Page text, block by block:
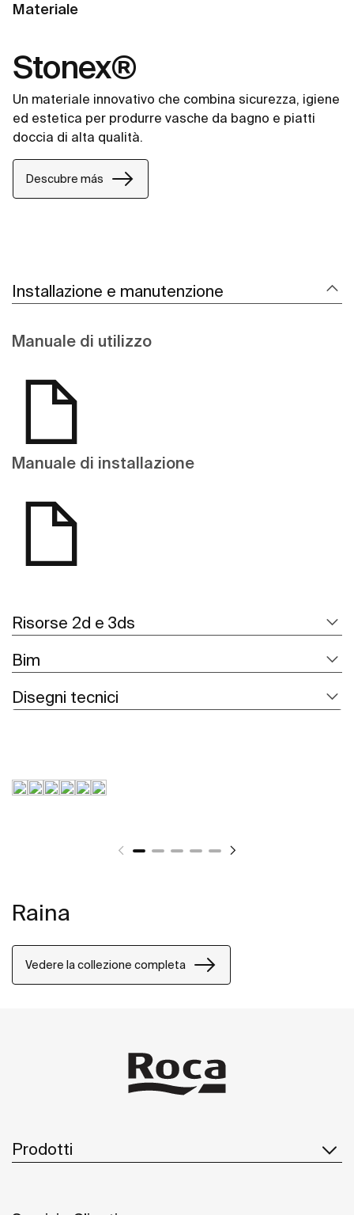
Materiale
Stonex®
Un materiale innovativo che combina sicurezza, igiene
ed estetica per produrre vasche da bagno e piatti
doccia di alta qualità.
Descubre más
Installazione e manutenzione
Manuale di utilizzo
Manuale di installazione
Risorse 2d e 3ds
Bim
Disegni tecnici
Raina
Vedere la collezione completa
Prodotti